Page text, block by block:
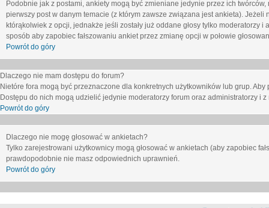
Podobnie jak z postami, ankiety mogą być zmieniane jedynie przez ich
pierwszy post w danym temacie (z którym zawsze związana jest ankieta).
którąkolwiek z opcji, jednakże jeśli zostały już oddane głosy tylko
sposób aby zapobiec fałszowaniu ankiet przez zmianę opcji w połowie
Powrót do góry
Dlaczego nie mam dostępu do forum?
Nietóre fora mogą być przeznaczone dla konkretnych użytkowników lub grup.
Dostępu do nich mogą udzielić jedynie moderatorzy forum oraz administratorzy i
Powrót do góry
Dlaczego nie mogę głosować w ankietach?
Tylko zarejestrowani użytkownicy mogą głosować w ankietach (aby zapobiec
prawdopodobnie nie masz odpowiednich uprawnień.
Powrót do góry